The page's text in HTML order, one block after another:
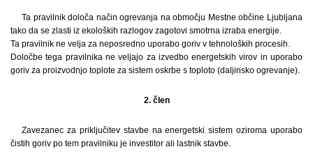
Ta pravilnik določa način ogrevanja na območju Mestne občine Ljubljana
tako da se zlasti iz ekoloških razlogov zagotovi smotrna izraba energije.
Ta pravilnik ne velja za neposredno uporabo goriv v tehnoloških procesih.
Določbe tega pravilnika ne veljajo za izvedbo energetskih virov in uporabo
goriv za proizvodnjo toplote za sistem oskrbe s toploto (daljinsko ogrevanje).
2. člen
Zavezanec za priključitev stavbe na energetski sistem oziroma uporabo
čistih goriv po tem pravilniku je investitor ali lastnik stavbe.